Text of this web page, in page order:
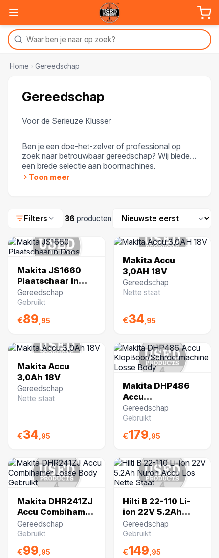
Home › Gereedschap
Gereedschap
Voor de Serieuze Klusser
Ben je een doe-het-zelver of professional op
zoek naar betrouwbaar gereedschap? Wij bieden
een brede selectie aan boormachines,
handgereedschap en meer voor een fractie van
betrouwbare keuze.
Toon meer
Filters 36 producten
Sorteren
Makita JS1660
Plaatschaar in
Doos
Gereedschap
Gebruikt
€89 ,95
Makita Accu
3,0AH 18V
Gereedschap
Nette staat
€34 ,95
Makita Accu
3,0Ah 18V
Gereedschap
Nette staat
€34 ,95
Makita DHP486
Accu
KlopBoor/
Losse Body
Gereedschap
Gebruikt
€179 ,95
Makita DHR241ZJ
Accu Combihamer
Losse Body
Gebruikt
Gereedschap
Gebruikt
€99 ,95
Hilti B 22-110 Li-
ion 22V 5.2Ah
Nuron Accu Los
Nette Staat
Gereedschap
Gebruikt
€149 ,95